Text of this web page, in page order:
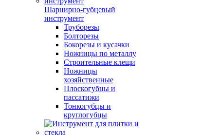
Шарнирно-губцевый
инструмент
Труборезы
Болторезы
Бокорезы и кусачки
Ножницы по металлу
Строительные клещи
Ножницы
хозяйственные
Плоскогубцы и
пассатижи
Тонкогубцы и
круглогубцы